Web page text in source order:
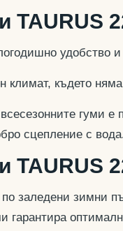
TAURUS
удобство и
климат, където
гуми
сцепление с
TAURUS
заледени зимни
гарантира